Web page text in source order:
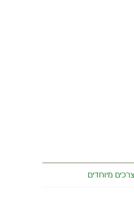
צרכים מיוחדים